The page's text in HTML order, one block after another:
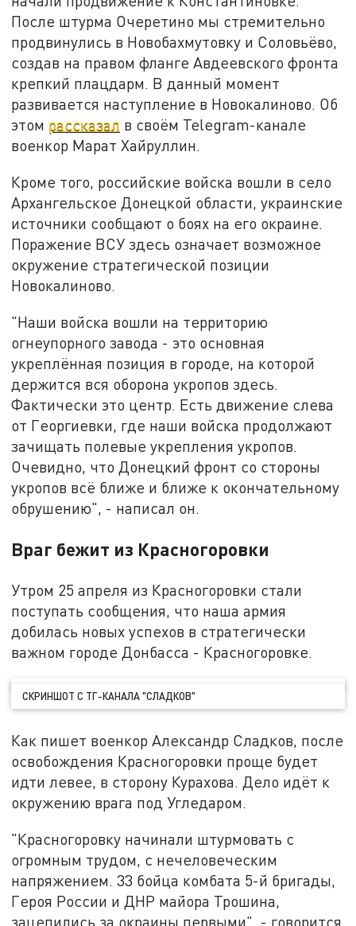
После штурма Очеретино мы стремительно
продвинулись в Новобахмутовку и Соловьёво,
создав на правом фланге Авдеевского фронта
крепкий плацдарм. В данный момент
развивается наступление в Новокалиново. Об
этом рассказал в своём Telegram-канале
военкор Марат Хайруллин.
Кроме того, российские войска вошли в село
Архангельское Донецкой области, украинские
источники сообщают о боях на его окраине.
Поражение ВСУ здесь означает возможное
окружение стратегической позиции
Новокалиново.
"Наши войска вошли на территорию
огнеупорного завода - это основная
укреплённая позиция в городе, на которой
держится вся оборона укропов здесь.
Фактически это центр. Есть движение слева
от Георгиевки, где наши войска продолжают
зачищать полевые укрепления укропов.
Очевидно, что Донецкий фронт со стороны
укропов всё ближе и ближе к окончательному
обрушению", - написал он.
Враг бежит из Красногоровки
Утром 25 апреля из Красногоровки стали
поступать сообщения, что наша армия
добилась новых успехов в стратегически
важном городе Донбасса - Красногоровке.
СКРИНШОТ С ТГ-КАНАЛА "СЛАДКОВ"
Как пишет военкор Александр Сладков, после
освобождения Красногоровки проще будет
идти левее, в сторону Курахова. Дело идёт к
окружению врага под Угледаром.
"Красногоровку начинали штурмовать с
огромным трудом, с нечеловеческим
напряжением. 33 бойца комбата 5-й бригады,
Героя России и ДНР майора Трошина,
зацепились за окраины первыми", - говорится